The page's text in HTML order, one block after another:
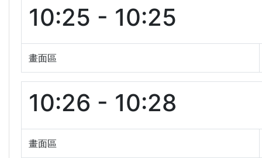
10:25 - 10:25
畫面區
10:26 - 10:28
畫面區